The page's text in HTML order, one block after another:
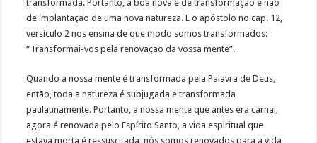
transformada. Portanto, a boa nova é de transformação e não
de implantação de uma nova natureza. E o apóstolo no cap. 12,
versículo 2 nos ensina de que modo somos transformados:
“Transformai-vos pela renovação da vossa mente”.
Quando a nossa mente é transformada pela Palavra de Deus,
então, toda a natureza é subjugada e transformada
paulatinamente. Portanto, a nossa mente que antes era carnal,
agora é renovada pelo Espírito Santo, a vida espiritual que
estava morta é ressuscitada, nós somos renovados para a vida